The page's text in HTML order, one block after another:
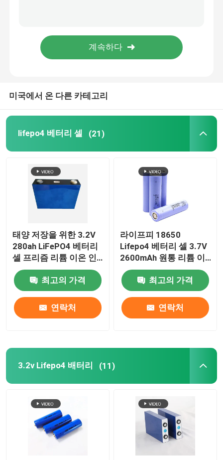
RV Lifepo4 배터리
LiFePO4 파워월
ESS 전지 시스템
가지고 다닐 수 있는 동력화차
미국에서 온 다른 카테고리
lifepo4 베터리 셀 (21)
태양 저장을 위한 3.2V
280ah LiFePO4 베터리
셀 프리즘 리튬 이온 인
산 광물 배터리
최고의 가격
연락처
라이프피 18650
Lifepo4 베터리 셀 3.7V
2600mAh 원통 리튬 이
온 인산철 배터리
최고의 가격
연락처
3.2v Lifepo4 배터리 (11)